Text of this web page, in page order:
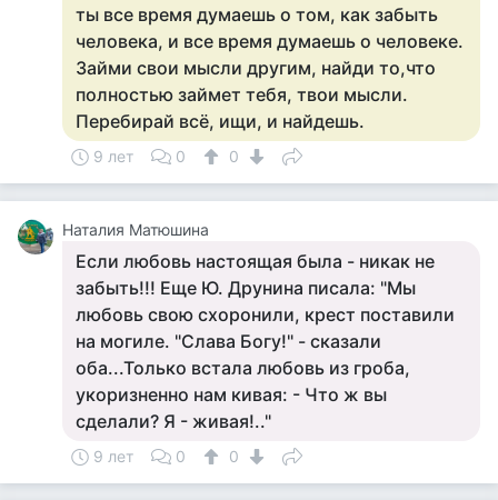
ты все время думаешь о том, как забыть
человека, и все время думаешь о человеке.
Займи свои мысли другим, найди то,что
полностью займет тебя, твои мысли.
Перебирай всё, ищи, и найдешь.
9 лет 0 0
Наталия Матюшина
Если любовь настоящая была - никак не
забыть!!! Еще Ю. Друнина писала: "Мы
любовь свою схоронили, крест поставили
на могиле. "Слава Богу!" - сказали
оба...Только встала любовь из гроба,
укоризненно нам кивая: - Что ж вы
сделали? Я - живая!.."
9 лет 0 0